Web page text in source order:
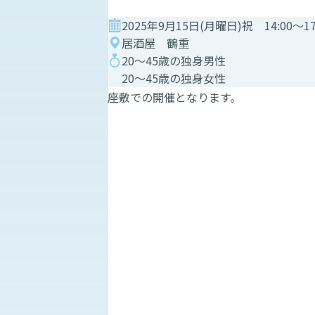
2025年9月15日(月曜日)祝 14:00～
居酒屋 鶴重
20～45歳の独身男性
20～45歳の独身女性
座敷での開催となります。